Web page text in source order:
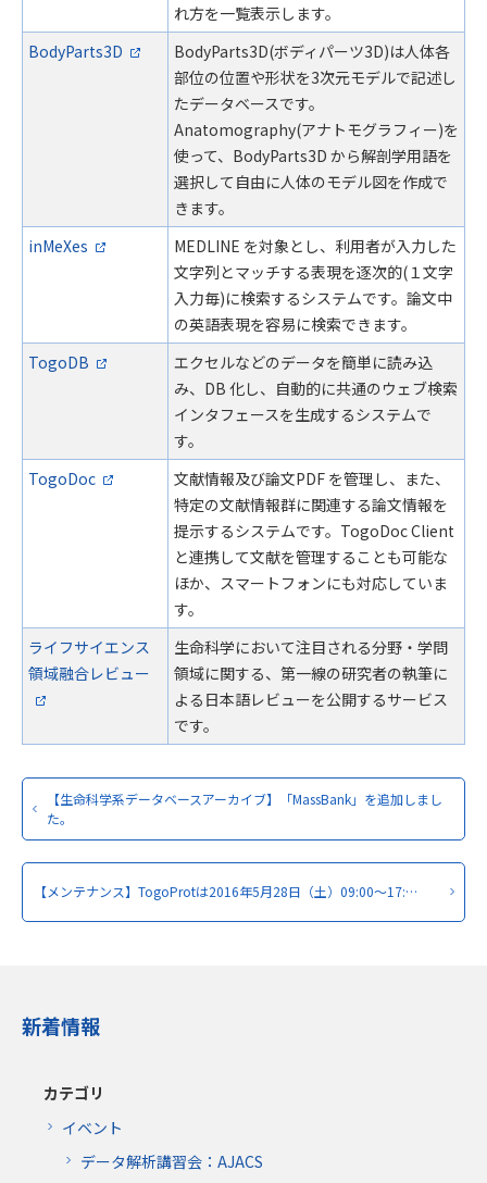
れ方を一覧表示します。
BodyParts3D
BodyParts3D(ボディパーツ3D)は人体各
部位の位置や形状を3次元モデルで記述し
たデータベースです。
Anatomography(アナトモグラフィー)を
使って、BodyParts3D から解剖学用語を
選択して自由に人体のモデル図を作成で
きます。
inMeXes
MEDLINE を対象とし、利用者が入力した
文字列とマッチする表現を逐次的(１文字
入力毎)に検索するシステムです。論文中
の英語表現を容易に検索できます。
TogoDB
エクセルなどのデータを簡単に読み込
み、DB 化し、自動的に共通のウェブ検索
インタフェースを生成するシステムで
す。
TogoDoc
文献情報及び論文PDF を管理し、また、
特定の文献情報群に関連する論文情報を
提示するシステムです。TogoDoc Client
と連携して文献を管理することも可能な
ほか、スマートフォンにも対応していま
す。
ライフサイエンス
領域融合レビュー
生命科学において注目される分野・学問
領域に関する、第一線の研究者の執筆に
よる日本語レビューを公開するサービス
です。
【生命科学系データベースアーカイブ】「MassBank」を追加しまし
た。
【メンテナンス】TogoProtは2016年5月28日（土）09:00～17:…
新着情報
カテゴリ
イベント
データ解析講習会：AJACS